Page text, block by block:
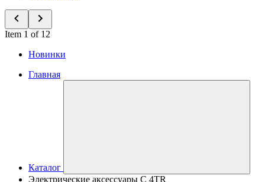
Item 1 of 12
Новинки
Главная
Каталог
Электрические аксессуары C 4TR